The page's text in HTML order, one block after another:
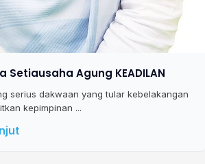
Setiausaha Agung KEADILAN
serius dakwaan yang tular kebelakangan
kepimpinan ...